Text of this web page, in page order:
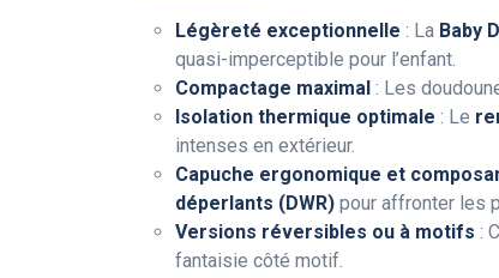
Légèreté exceptionnelle : La Baby
quasi-imperceptible pour l’enfant.
Compactage maximal : Les
Isolation thermique optimale : Le
intenses en extérieur.
Capuche ergonomique et
déperlants (DWR) pour affronter les
Versions réversibles ou à motifs :
fantaisie côté motif.